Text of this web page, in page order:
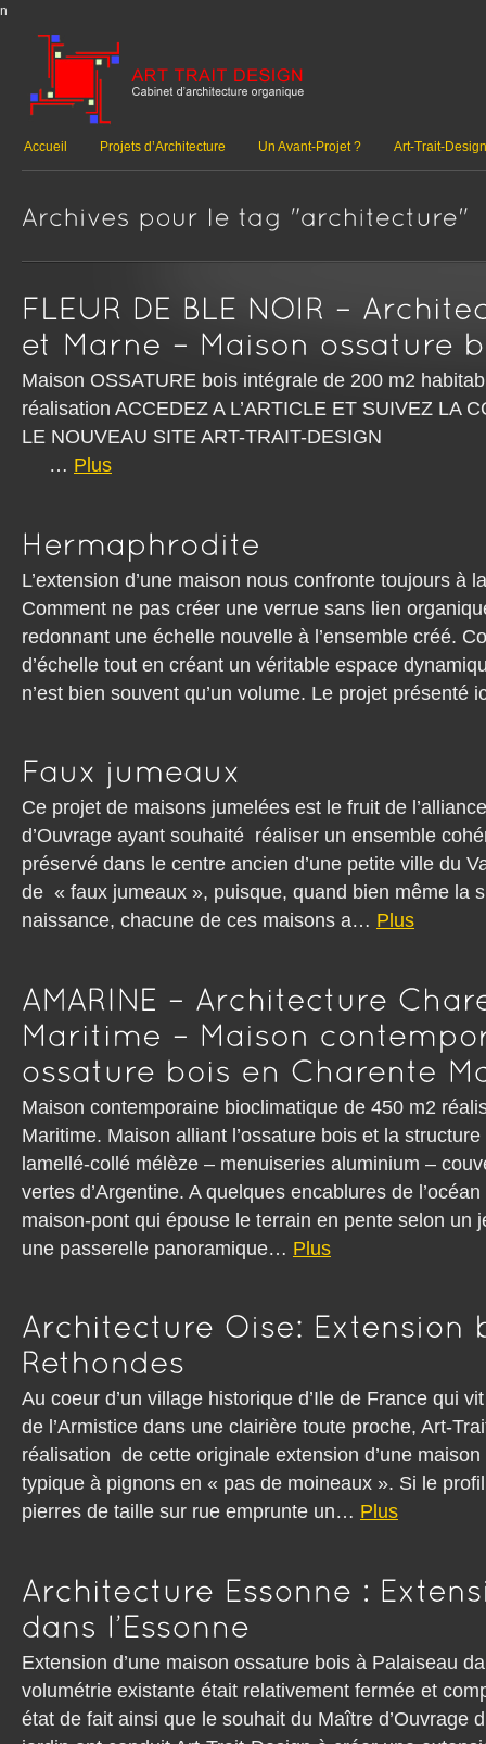
n
Accueil Projets d’Architecture Un Avant-Projet ? Art-Trait-Design
Maison OSSATURE bois intégrale de 200 m2
réalisation ACCEDEZ A L’ARTICLE ET SUIVEZ LA
LE NOUVEAU SITE ART-
… Plus
L’extension d’une maison nous confronte toujours à
Comment ne pas créer une verrue sans lien
redonnant une échelle nouvelle à l’ensemble créé.
d’échelle tout en créant un véritable espace
n’est bien souvent qu’un volume. Le projet
Ce projet de maisons jumelées est le fruit de
d’Ouvrage ayant souhaité réaliser un ensemble
préservé dans le centre ancien d’une petite ville du
de « faux jumeaux », puisque, quand bien même la
naissance, chacune de ces maisons a… Plus
Maison contemporaine bioclimatique de 450 m2
Maritime. Maison alliant l’ossature bois et la
lamellé-collé mélèze – menuiseries aluminium –
vertes d’Argentine. A quelques encablures de
maison-pont qui épouse le terrain en pente selon un
une passerelle panoramique… Plus
Au coeur d’un village historique d’Ile de France qui
de l’Armistice dans une clairière toute proche, Art-
réalisation de cette originale extension d’une
typique à pignons en « pas de moineaux ». Si le
pierres de taille sur rue emprunte un… Plus
Extension d’une maison ossature bois à Palaiseau
volumétrie existante était relativement
état de fait ainsi que le souhait du Maître d’Ouvrage